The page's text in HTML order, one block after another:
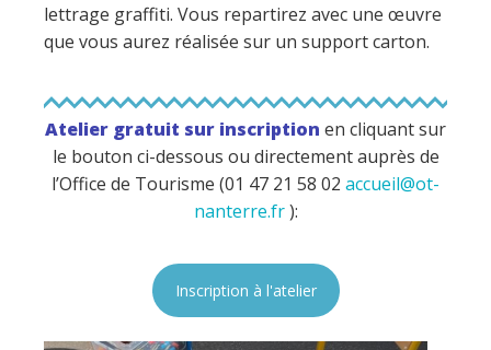
lettrage graffiti. Vous repartirez avec une œuvre
que vous aurez réalisée sur un support carton.
Atelier gratuit sur inscription en cliquant sur
le bouton ci-dessous ou directement auprès de
l’Office de Tourisme (01 47 21 58 02 accueil@ot-
nanterre.fr):
Inscription à l'atelier